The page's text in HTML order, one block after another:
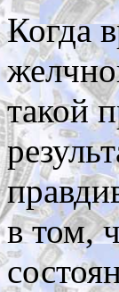
Когда
такой
в том,